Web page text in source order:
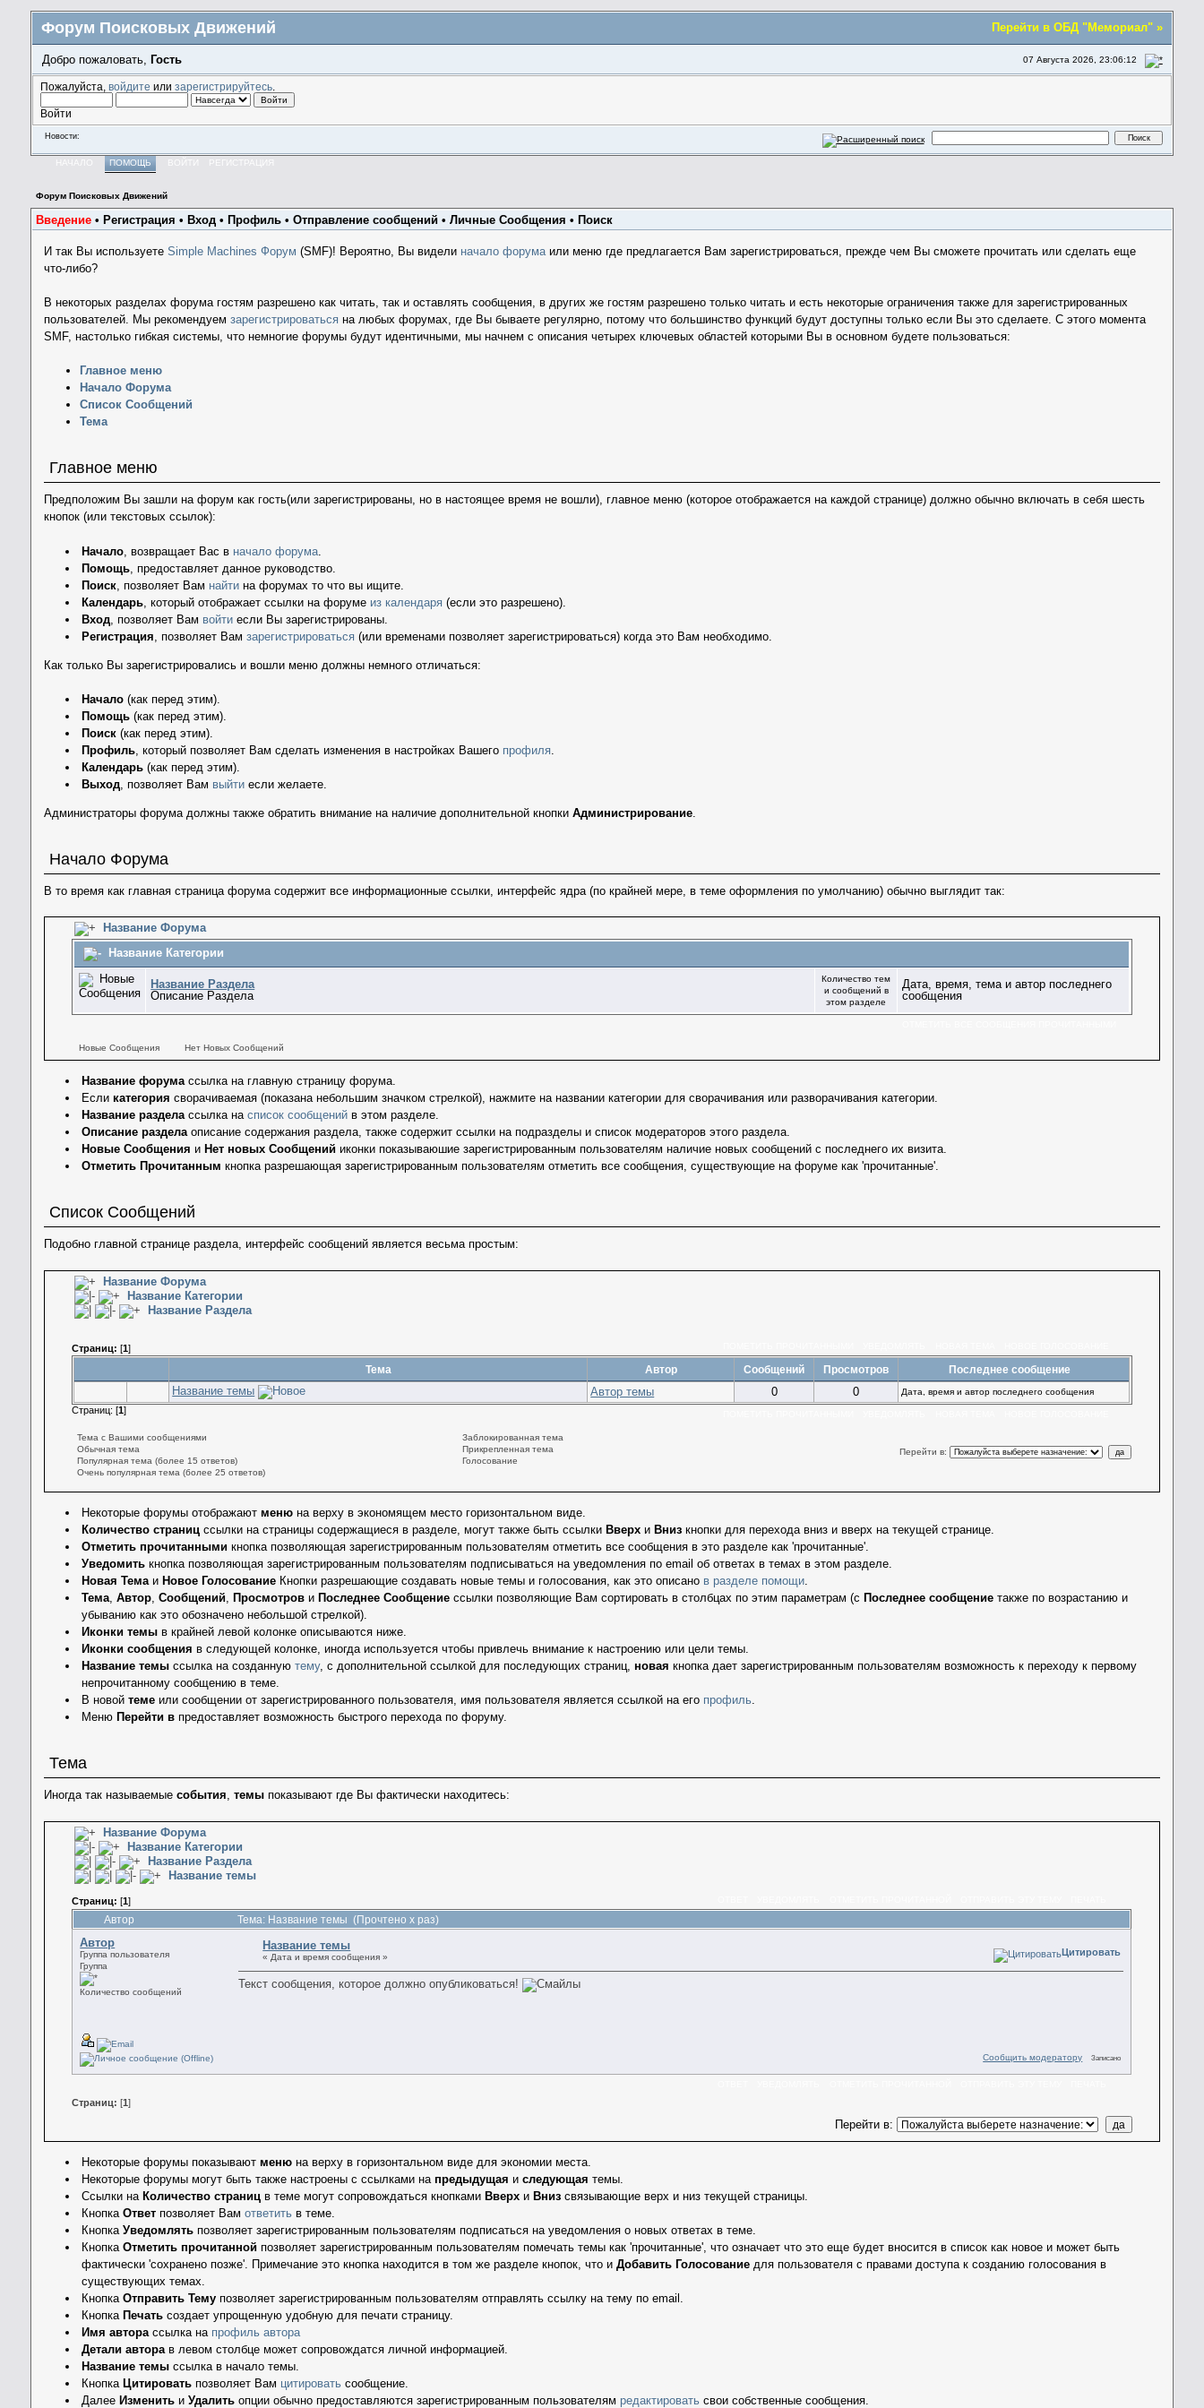
Перейти в ОБД "Мемориал" »
Форум Поисковых Движений
07 Августа 2026, 23:06:12
Добро пожаловать,Гость
Пожалуйста, войдите или зарегистрируйтесь.
Войти
Новости:
НАЧАЛО ПОМОЩЬ ВОЙТИ РЕГИСТРАЦИЯ
Форум Поисковых Движений
Введение• Регистрация • Вход• Профиль• Отправление сообщений• Личные Сообщения • Поиск
И так Вы используетеSimple Machines Форум (SMF)! Вероятно, Вы видели начало форума или меню где предлагается Вам зарегистрироваться, прежде чем Вы сможете прочитать или сделать еще
что-либо?
В некоторых разделах форума гостям разрешено как читать, так и оставлять сообщения, в других же гостям разрешено только читать и есть некоторые ограничения также для зарегистрированных
пользователей. Мы рекомендуемзарегистрироваться на любых форумах, где Вы бываете регулярно, потому что большинство функций будут доступны только если Вы это сделаете. С этого момента
SMF, настолько гибкая системы, что немногие форумы будут идентичными, мы начнем с описания четырех ключевых областей которыми Вы в основном будете пользоваться:
Главное меню
Начало Форума
Список Сообщений
Тема
Главное меню
Предположим Вы зашли на форум как гость(или зарегистрированы, но в настоящее время не вошли), главное меню (которое отображается на каждой странице) должно обычно включать в себя шесть
кнопок (или текстовых ссылок):
Начало, возвращает Вас в начало форума.
Помощь, предоставляет данное руководство.
Поиск, позволяет Вам найтина форумах то что вы ищите.
Календарь, который отображает ссылки на форуме из календаря(если это разрешено).
Вход, позволяет Вам войтиесли Вы зарегистрированы.
Регистрация , позволяет Вам зарегистрироваться(или временами позволяет зарегистрироваться) когда это Вам необходимо.
Как только Вы зарегистрировались и вошли меню должны немного отличаться:
Начало(как перед этим).
Помощь(как перед этим).
Поиск(как перед этим).
Профиль, который позволяет Вам сделать изменения в настройках Вашего профиля.
Календарь(как перед этим).
Выход, позволяет Вам выйтиесли желаете.
Администраторы форума должны также обратить внимание на наличие дополнительной кнопкиАдминистрирование
Начало Форума
В то время как главная страница форума содержит все информационные ссылки, интерфейс ядра (по крайней мере, в теме оформления по умолчанию) обычно выглядит так:
Название Форума
Название Категории
Название Раздела
Описание Раздела
Количество тем
и сообщений в
этом разделе
Дата, время, тема и автор последнего
сообщения
Новые Сообщения Нет Новых Сообщений
Название форумассылка на главную страницу форума.
Если категория сворачиваемая (показана небольшим значком стрелкой), нажмите на названии категории для сворачивания или разворачивания категории.
Название разделассылка на список сообщенийв этом разделе.
Описание разделаописание содержания раздела, также содержит ссылки на подразделы и список модераторов этого раздела.
Новые Сообщения и Нет новых Сообщенийиконки показываюшие зарегистрированным пользователям наличие новых сообщений с последнего их визита.
Отметить Прочитанным кнопка разрешающая зарегистрированным пользователям отметить все сообщения, существующие на форуме как 'прочитанные'.
Список Сообщений
Подобно главной странице раздела, интерфейс сообщений является весьма простым:
Название Форума
Название Категории
Название Раздела
Страниц: [1]
Тема Автор Сообщений Просмотров Последнее сообщение
Название темы Автор темы 0 0 Дата, время и автор последнего сообщения
Страниц: [1]
Тема с Вашими сообщениями
Обычная тема
Популярная тема (более 15 ответов)
Очень популярная тема (более 25 ответов)
Заблокированная тема
Прикрепленная тема
Голосование
Перейти в:
Некоторые форумы отображают меню на верху в экономящем место горизонтальном виде.
Количество страницссылки на страницы содержащиеся в разделе, могут также быть ссылки Вверхи Внизкнопки для перехода вниз и вверх на текущей странице.
Отметить прочитаннымикнопка позволяющая зарегистрированным пользователям отметить все сообщения в это разделе как 'прочитанные'.
Уведомитькнопка позволяющая зарегистрированным пользователям подписываться на уведомления по email об ответах в темах в этом разделе.
Новая Темаи Новое ГолосованиеКнопки разрешающие создавать новые темы и голосования, как это описано в разделе помощи.
Тема, Автор, Сообщений, Просмотрови Последнее Сообщениессылки позволяющие Вам сортировать в столбцах по этим параметрам (с Последнее сообщениетакже по возрастанию и
убыванию как это обозначено небольшой стрелкой).
Иконки темыв крайней левой колонке описываются ниже.
Иконки сообщения в следующей колонке, иногда используется чтобы привлечь внимание к настроению или цели темы.
Название темыссылка на созданную тему, с дополнительной ссылкой для последующих страниц, новая кнопка дает зарегистрированным пользователям возможность к переходу к первому
непрочитанному сообщению в теме.
В новой темеили сообщении от зарегистрированного пользователя, имя пользователя является ссылкой на его профиль.
Меню Перейти впредоставляет возможность быстрого перехода по форуму.
Тема
Иногда так называемыесобытия,темы показывают где Вы фактически находитесь:
Название Форума
Название Категории
Название Раздела
Название темы
Страниц: [1]
Автор Тема: Название темы (Прочтено x раз)
Автор
Группа пользователя
Группа
Количество сообщений
Название темы
« Дата и время сообщения » Цитировать
Текст сообщения, которое должно опубликоваться!
Сообщить модератору Записано
Страниц: [1]
Перейти в:
Некоторые форумы показывают менюна верху в горизонтальном виде для экономии места.
Некоторые форумы могут быть также настроены с ссылками на предыдущая и следующая темы.
Ссылки на Количество страницв теме могут сопровождаться кнопками Вверхи Внизсвязывающие верх и низ текущей страницы.
Кнопка Ответпозволяет Вам ответитьв теме.
Кнопка Уведомлятьпозволяет зарегистрированным пользователям подписаться на уведомления о новых ответах в теме.
Кнопка Отметить прочитаннойпозволяет зарегистрированным пользователям помечать темы как 'прочитанные', что означает что это еще будет вносится в список как новое и может быть
фактически 'сохранено позже'. Примечание это кнопка находится в том же разделе кнопок, что и Добавить Голосованиедля пользователя с правами доступа к созданию голосования в
существующих темах.
Кнопка Отправить Темупозволяет зарегистрированным пользователям отправлять ссылку на тему по email.
Кнопка Печатьсоздает упрощенную удобную для печати страницу.
Имя авторассылка на профиль автора
Детали авторав левом столбце может сопровождатся личной информацией.
Название темыссылка в начало темы.
Кнопка Цитироватьпозволяет Вам цитироватьсообщение.
Далее Изменитьи Удалитьопции обычно предоставляются зарегистрированным пользователям редактироватьсвои собственные сообщения.